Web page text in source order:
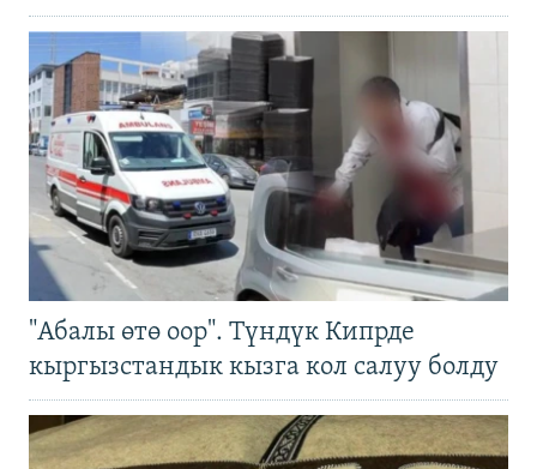
"Абалы өтө оор". Түндүк Кипрде
кыргызстандык кызга кол салуу болду